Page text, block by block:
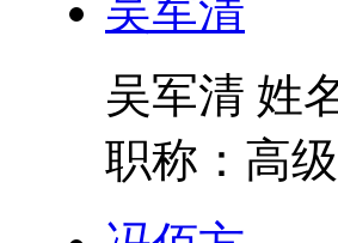
吴军清
吴军清 姓
职称：高